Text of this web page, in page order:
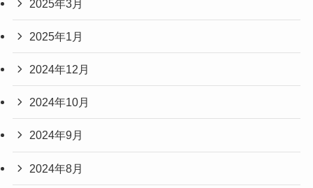
2025年3月
2025年1月
2024年12月
2024年10月
2024年9月
2024年8月